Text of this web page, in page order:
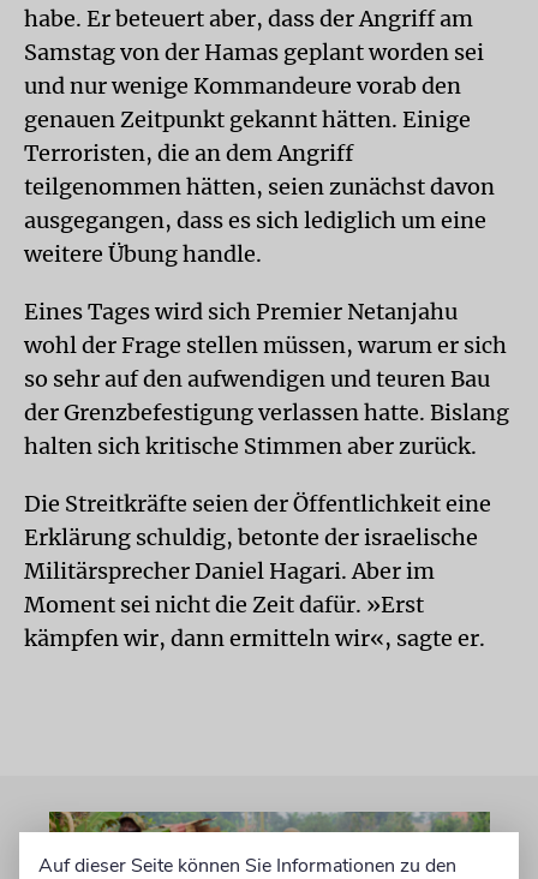
habe. Er beteuert aber, dass der Angriff am
Samstag von der Hamas geplant worden sei
und nur wenige Kommandeure vorab den
genauen Zeitpunkt gekannt hätten. Einige
Terroristen, die an dem Angriff
teilgenommen hätten, seien zunächst davon
ausgegangen, dass es sich lediglich um eine
weitere Übung handle.
Eines Tages wird sich Premier Netanjahu
wohl der Frage stellen müssen, warum er sich
so sehr auf den aufwendigen und teuren Bau
der Grenzbefestigung verlassen hatte. Bislang
halten sich kritische Stimmen aber zurück.
Die Streitkräfte seien der Öffentlichkeit eine
Erklärung schuldig, betonte der israelische
Militärsprecher Daniel Hagari. Aber im
Moment sei nicht die Zeit dafür. »Erst
kämpfen wir, dann ermitteln wir«, sagte er.
Auf dieser Seite können Sie Informationen zu den